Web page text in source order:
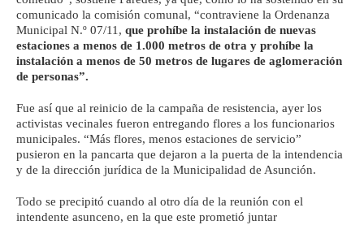
comunicado la comisión comunal, “contraviene la Ordenanza
Municipal N.º 07/11, que prohíbe la instalación de nuevas
estaciones a menos de 1.000 metros de otra y prohíbe la
instalación a menos de 50 metros de lugares de aglomeración
de personas”.
Fue así que al reinicio de la campaña de resistencia, ayer los
activistas vecinales fueron entregando flores a los funcionarios
municipales. “Más flores, menos estaciones de servicio”
pusieron en la pancarta que dejaron a la puerta de la intendencia
y de la dirección jurídica de la Municipalidad de Asunción.
Todo se precipitó cuando al otro día de la reunión con el
intendente asunceno, en la que este prometió juntar